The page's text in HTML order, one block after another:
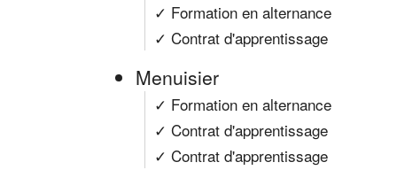
✓ Formation en alternance
✓ Contrat d'apprentissage
Menuisier
✓ Formation en alternance
✓ Contrat d'apprentissage
✓ Contrat d'apprentissage